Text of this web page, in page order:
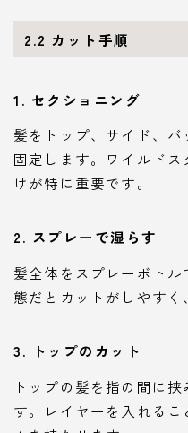
2.2 カット手順
1. セクショニング
髪をトップ、サイド、
固定します。ワイルド
けが特に重要です。
2. スプレーで湿らす
髪全体をスプレーボト
態だとカットがしやすく
3.
トップのカット
トップの髪を指の間に
す。レイヤーを入れる